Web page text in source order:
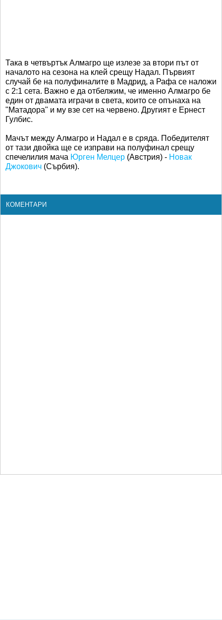
Така в четвъртък Алмагро ще излезе за втори път от
началото на сезона на клей срещу Надал. Първият
случай бе на полуфиналите в Мадрид, а Рафа се наложи
с 2:1 сета. Важно е да отбелжим, че именно Алмагро бе
един от двамата играчи в света, които се опънаха на
"Матадора" и му взе сет на червено. Другият е Ернест
Гулбис.
Мачът между Алмагро и Надал е в сряда. Победителят
от тази двойка ще се изправи на полуфинал срещу
спечелилия мача Юрген Мелцер (Австрия) - Новак
Джокович (Сърбия).
КОМЕНТАРИ